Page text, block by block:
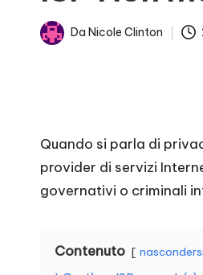
r
d
e
n
zi
di
impostazioni
dei
proxy,
Postato
Da Nicole Clinton
Quando si parla di
provider di servizi
governativi o criminali
Contenuto nascondersi